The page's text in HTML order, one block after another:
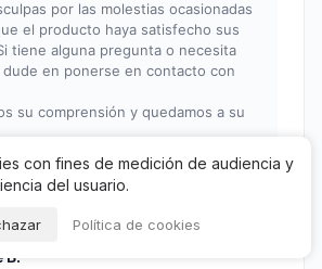
por las molestias ocasionadas
el producto haya satisfecho sus
tiene alguna pregunta o necesita
dude en ponerse en contacto con
su comprensión y quedamos a su
Attitude
B.
con fines de medición de audiencia y
del usuario.
Política de cookies